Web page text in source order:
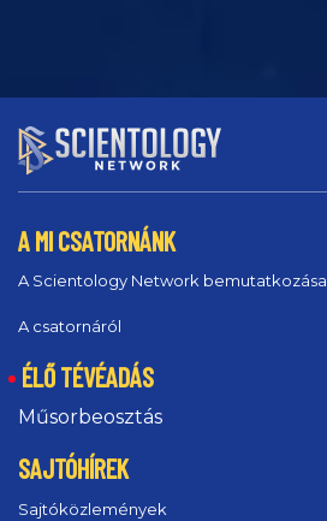
A MI CSATORNÁNK
A Scientology Network bemutatkozása
A csatornáról
ÉLŐ TÉVÉADÁS
Műsorbeosztás
SAJTÓHÍREK
Sajtóközlemények